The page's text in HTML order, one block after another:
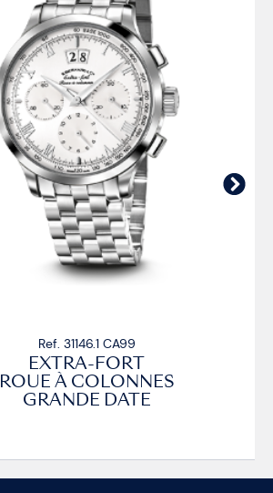
Ref. 31146.1 CA99
EXTRA-FORT
À COLONNES
GRANDE DATE